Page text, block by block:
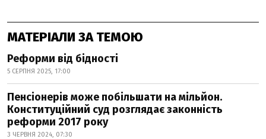
МАТЕРІАЛИ ЗА ТЕМОЮ
Реформи від бідності
5 СЕРПНЯ 2025, 17:00
Пенсіонерів може побільшати на мільйон.
Конституційний суд розглядає законність
реформи 2017 року
3 ЧЕРВНЯ 2024, 07:30